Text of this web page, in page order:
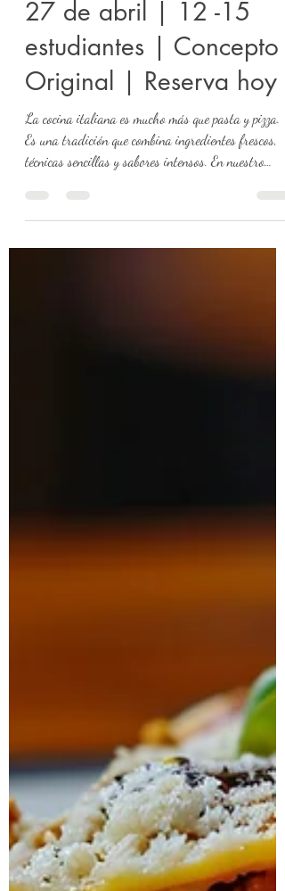
curso que comienza el
27 de abril | 12 -15
estudiantes | Concepto
Original | Reserva hoy
La cocina italiana es mucho más que pasta y pizza.
técnicas sencillas y sabores intensos. En nuestro
curso, aprenderás a preparar desde antipastos hasta
postres típicos, con un enfoque práctico y accesible